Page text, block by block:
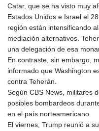
Catar, que se ha visto muy
Estados Unidos e Israel el
región están intensificando
mediación alternativos.
una delegación de esa
En contraste, sin embargo,
informado que Washington
contra Teherán.
Según CBS News, militares
posibles bombardeos
en el país norteamericano.
El viernes, Trump reunió a